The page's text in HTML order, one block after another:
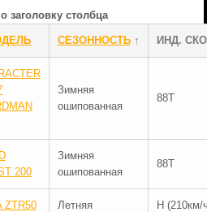
заголовку столбца
СЕЗОННОСТЬ↑ ИНД.
Зимняя
ошипованная
88T
200
Зимняя
ошипованная
88T
ZTR50 Летняя H (210км/